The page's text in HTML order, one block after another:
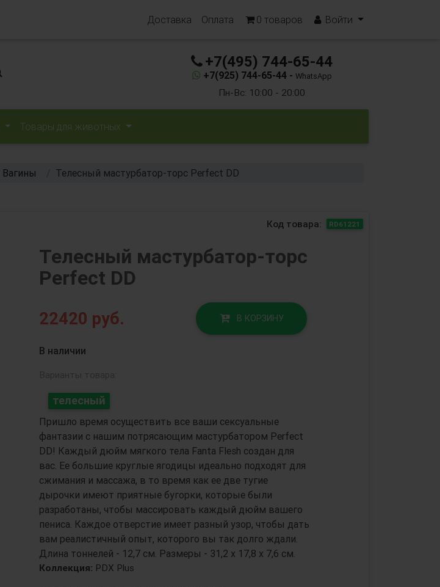
Доставка Оплата 0 товаров Войти
+7(495) 744-65-44
+7(925) 744-65-44 - WhatsApp
Пн-Вс: 10:00 - 20:00
Товары для животных
Вагины Телесный мастурбатор-торс Perfect DD
Код товара: RD61221
Телесный мастурбатор-торс
Perfect DD
22420 руб. В КОРЗИНУ
В наличии
телесный
Пришло время осуществить все ваши сексуальные
фантазии с нашим потрясающим мастурбатором Perfect
DD! Каждый дюйм мягкого тела Fanta Flesh создан для
вас. Ее большие круглые ягодицы идеально подходят для
сжимания и массажа, в то время как ее две тугие
дырочки имеют приятные бугорки, которые были
разработаны, чтобы массировать каждый дюйм вашего
пениса. Каждое отверстие имеет разный узор, чтобы дать
вам реалистичный опыт, которого вы так долго ждали.
Длина тоннелей - 12,7 см. Размеры - 31,2 х 17,8 х 7,6 см.
Коллекция: PDX Plus